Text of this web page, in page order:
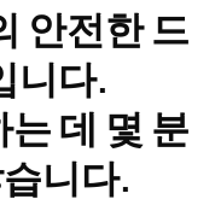
안전한 드
니다.
데 몇 분
니다.